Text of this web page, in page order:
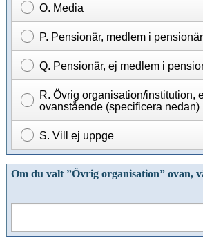
O. Media
P. Pensionär, medlem i
Q. Pensionär, ej medlem i
R. Övrig organisation/institution,
ovanstående (specificera nedan)
S. Vill ej uppge
Om du valt ”Övrig organisation” ovan,